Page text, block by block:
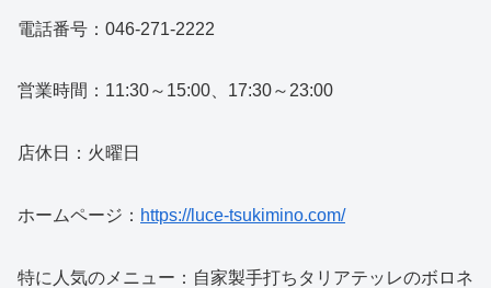
電話番号：046-271-2222
営業時間：11:30～15:00、17:30～23:00
店休日：火曜日
ホームページ： https://luce-tsukimino.com/
特に人気のメニュー：自家製手打ちタリアテッレのボロネ